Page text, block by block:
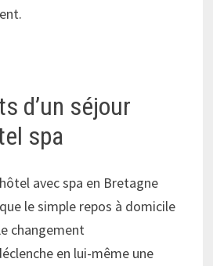
d’un séjour
spa
avec spa en Bretagne
le simple repos à domicile
changement
en lui-même une